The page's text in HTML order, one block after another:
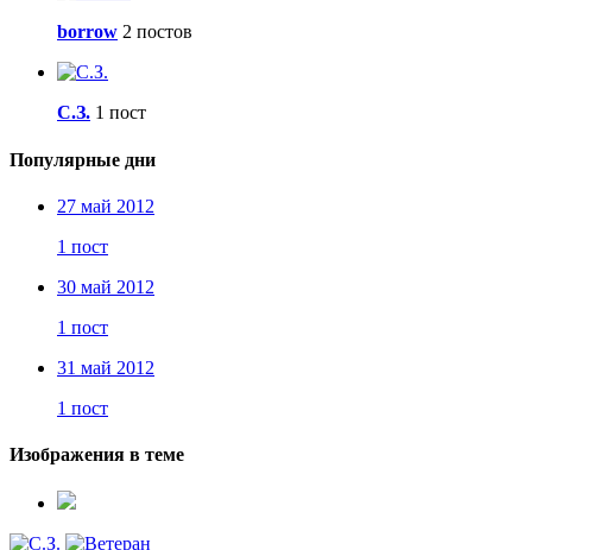
borrow 2 постов
С.З. 1 пост
Популярные дни
27 май 2012
1 пост
30 май 2012
1 пост
31 май 2012
1 пост
Изображения в теме